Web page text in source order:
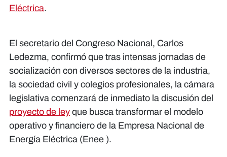
Eléctrica.
El secretario del Congreso Nacional, Carlos
Ledezma, confirmó que tras intensas jornadas de
socialización con diversos sectores de la industria,
la sociedad civil y colegios profesionales, la cámara
legislativa comenzará de inmediato la discusión del
proyecto de ley que busca transformar el modelo
operativo y financiero de la Empresa Nacional de
Energía Eléctrica (Enee ).